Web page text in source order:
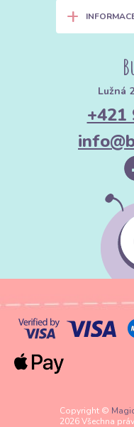
+
Lužná
+421
Copyright ©
2026 Všechna